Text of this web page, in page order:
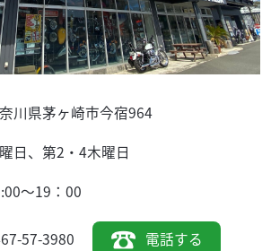
川県茅ヶ崎市今宿964
日、第2・4木曜日
～19：00
57-3980 電話する